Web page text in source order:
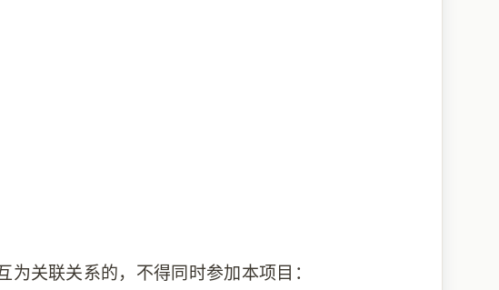
关联关系的，不得同时参加本项目：